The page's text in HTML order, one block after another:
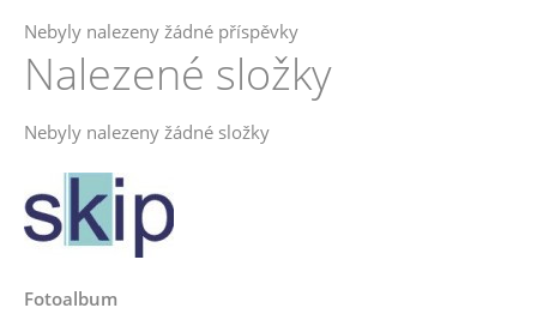
Nebyly nalezeny žádné příspěvky
Nalezené složky
Nebyly nalezeny žádné složky
Fotoalbum